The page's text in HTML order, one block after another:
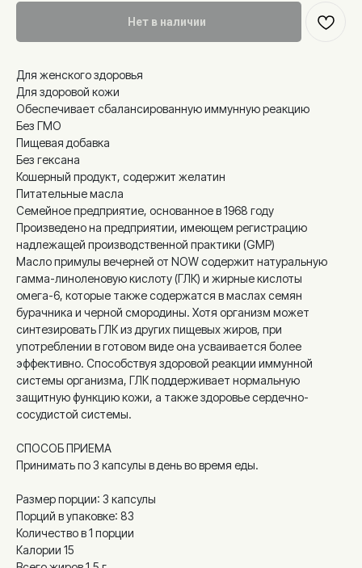
Нет в наличии
Для женского здоровья
Для здоровой кожи
Обеспечивает сбалансированную иммунную реакцию
Без ГМО
Пищевая добавка
Без гексана
Кошерный продукт, содержит желатин
Питательные масла
Семейное предприятие, основанное в 1968 году
Произведено на предприятии, имеющем регистрацию
надлежащей производственной практики (GMP)
Масло примулы вечерней от NOW содержит натуральную
гамма-линоленовую кислоту (ГЛК) и жирные кислоты
омега-6, которые также содержатся в маслах семян
бурачника и черной смородины. Хотя организм может
синтезировать ГЛК из других пищевых жиров, при
употреблении в готовом виде она усваивается более
эффективно. Способствуя здоровой реакции иммунной
системы организма, ГЛК поддерживает нормальную
защитную функцию кожи, а также здоровье сердечно-
сосудистой системы.
СПОСОБ ПРИЕМА
Принимать по 3 капсулы в день во время еды.
Размер порции: 3 капсулы
Порций в упаковке: 83
Количество в 1 порции
Калории 15